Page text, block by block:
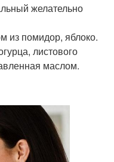
желательно
из помидор, яблоко.
листового
маслом.